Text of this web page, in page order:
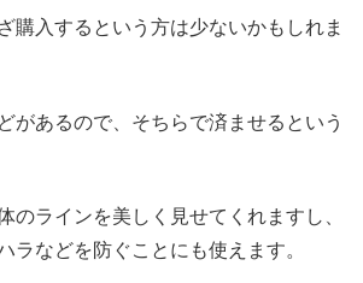
購入するという方は少ないかもしれま
があるので、そちらで済ませるという
のラインを美しく見せてくれますし、
ラなどを防ぐことにも使えます。